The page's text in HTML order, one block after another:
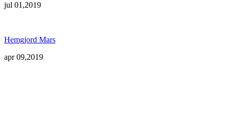
jul 01,2019
Hemgjord Mars
apr 09,2019